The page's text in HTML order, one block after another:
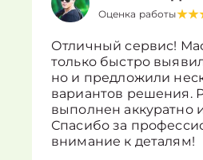
Оценка работы
Отличный сервис!
только быстро
но и предложили
вариантов решения.
выполнен аккуратно
Спасибо за
внимание к деталям!